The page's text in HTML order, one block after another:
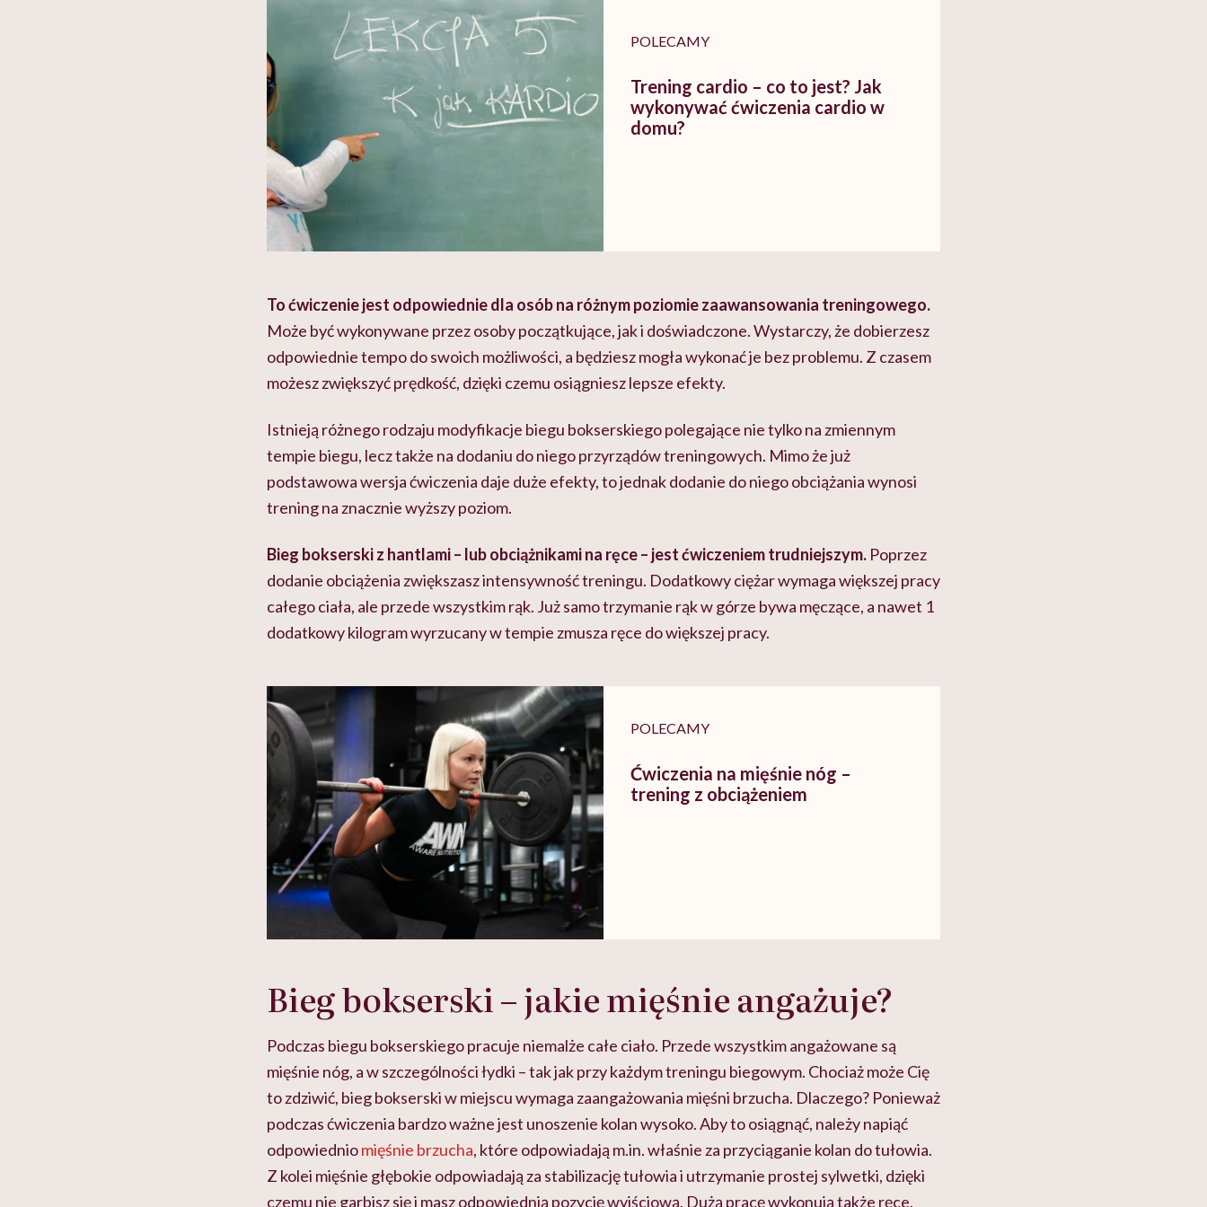
POLECAMY
Trening cardio – co to jest? Jak
wykonywać ćwiczenia cardio w
domu?
To ćwiczenie jest odpowiednie dla osób na różnym poziomie zaawansowania treningowego.
Może być wykonywane przez osoby początkujące, jak i doświadczone. Wystarczy, że dobierzesz
odpowiednie tempo do swoich możliwości, a będziesz mogła wykonać je bez problemu. Z czasem
możesz zwiększyć prędkość, dzięki czemu osiągniesz lepsze efekty.
Istnieją różnego rodzaju modyfikacje biegu bokserskiego polegające nie tylko na zmiennym
tempie biegu, lecz także na dodaniu do niego przyrządów treningowych. Mimo że już
podstawowa wersja ćwiczenia daje duże efekty, to jednak dodanie do niego obciążania wynosi
trening na znacznie wyższy poziom.
Bieg bokserski z hantlami – lub obciążnikami na ręce – jest ćwiczeniem trudniejszym. Poprzez
dodanie obciążenia zwiększasz intensywność treningu. Dodatkowy ciężar wymaga większej pracy
całego ciała, ale przede wszystkim rąk. Już samo trzymanie rąk w górze bywa męczące, a nawet 1
dodatkowy kilogram wyrzucany w tempie zmusza ręce do większej pracy.
POLECAMY
Ćwiczenia na mięśnie nóg –
trening z obciążeniem
Bieg bokserski – jakie mięśnie angażuje?
Podczas biegu bokserskiego pracuje niemalże całe ciało. Przede wszystkim angażowane są
mięśnie nóg, a w szczególności łydki – tak jak przy każdym treningu biegowym. Chociaż może Cię
to zdziwić, bieg bokserski w miejscu wymaga zaangażowania mięśni brzucha. Dlaczego? Ponieważ
podczas ćwiczenia bardzo ważne jest unoszenie kolan wysoko. Aby to osiągnąć, należy napiąć
odpowiedniomięśnie brzucha, które odpowiadają m.in. właśnie za przyciąganie kolan do tułowia.
Z kolei mięśnie głębokie odpowiadają za stabilizację tułowia i utrzymanie prostej sylwetki, dzięki
czemu nie garbisz się i masz odpowiednią pozycję wyjściową. Dużą pracę wykonują także ręce.